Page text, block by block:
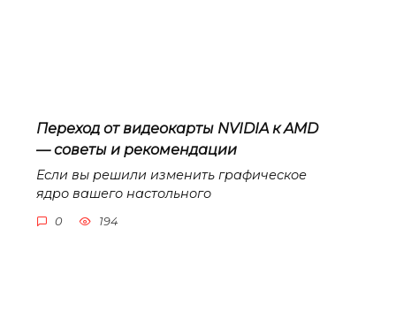
Переход от видеокарты NVIDIA к AMD
— советы и рекомендации
Если вы решили изменить графическое
ядро вашего настольного
0 194